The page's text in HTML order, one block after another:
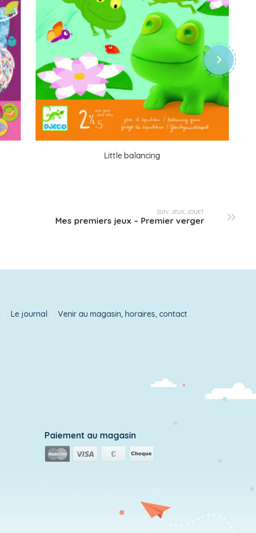
Little balancing
SUIV. JEUX, JOUET
Mes premiers jeux – Premier verger
Le journal Venir au magasin, horaires, contact
Paiement au magasin